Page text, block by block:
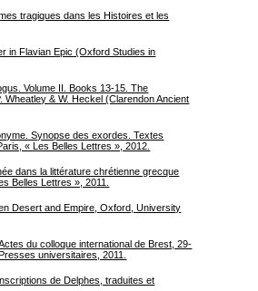
tragiques dans les Histoires et les
in Flavian Epic (Oxford Studies in
Volume II. Books 13-15. The
& W. Heckel (Clarendon Ancient
Synopse des exordes. Textes
« Les Belles Lettres », 2012.
dans la littérature chrétienne grecque
Belles Lettres », 2011.
Desert and Empire, Oxford, University
du colloque international de Brest, 29-
universitaires, 2011.
de Delphes, traduites et